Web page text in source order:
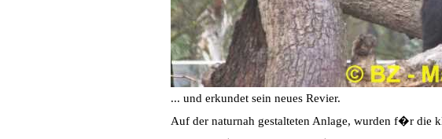
... und erkundet sein neues Revier.
Auf der naturnah gestalteten Anlage, wurden f�r